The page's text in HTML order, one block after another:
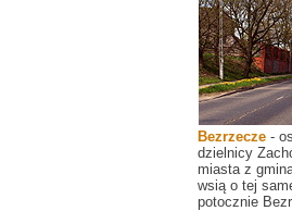
Bezrzecze -
dzielnicy
miasta z
wsią o tej
potocznie